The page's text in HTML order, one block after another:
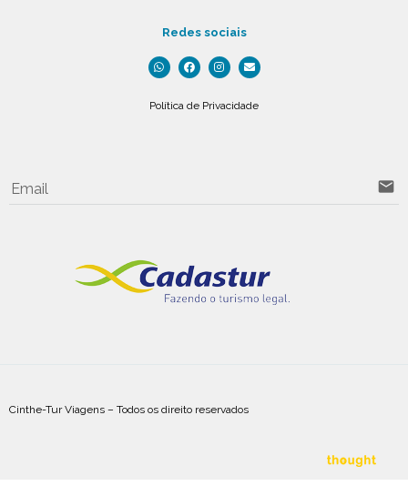
Redes sociais
Política de Privacidade
Email email
Cinthe-Tur Viagens – Todos os direito reservados